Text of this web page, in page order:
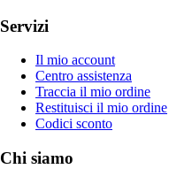
Servizi
Il mio account
Centro assistenza
Traccia il mio ordine
Restituisci il mio ordine
Codici sconto
Chi siamo